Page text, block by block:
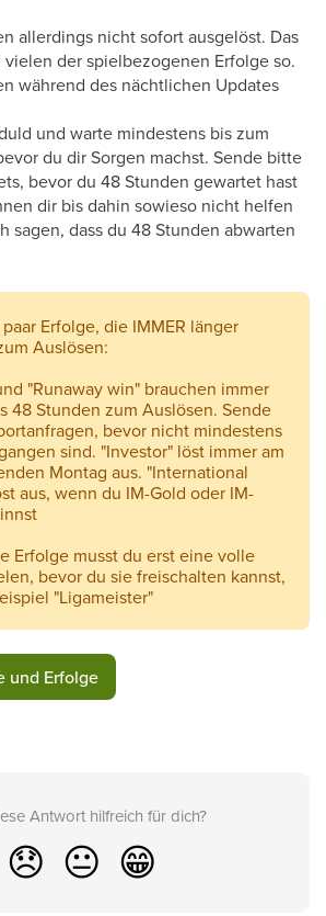
allerdings nicht sofort ausgelöst. Das
der spielbezogenen Erfolge so.
während des nächtlichen Updates
und warte mindestens bis zum
du dir Sorgen machst. Sende bitte
bevor du 48 Stunden gewartet hast
dir bis dahin sowieso nicht helfen
sagen, dass du 48 Stunden abwarten
Erfolge, die IMMER länger
Auslösen:
"Runaway win" brauchen immer
48 Stunden zum Auslösen. Sende
bevor nicht mindestens
sind. "Investor" löst immer am
Montag aus. "International
aus, wenn du IM-Gold oder IM-
Erfolge musst du erst eine volle
bevor du sie freischalten kannst,
"Ligameister"
und Erfolge
Antwort hilfreich für dich?
😞 😐 😁